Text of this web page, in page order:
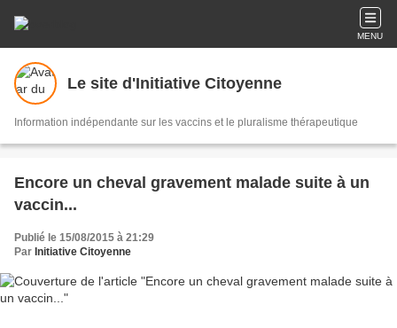
MENU
Le site d'Initiative Citoyenne
Information indépendante sur les vaccins et le pluralisme thérapeutique
Encore un cheval gravement malade suite à un
vaccin...
Publié le 15/08/2015 à 21:29
Par Initiative Citoyenne